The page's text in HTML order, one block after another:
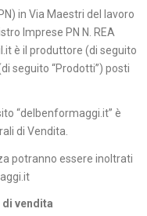
in Via Maestri del lavoro
Imprese PN N. REA
è il produttore (di seguito
seguito “Prodotti”) posti
“delbenformaggi.it” è
di Vendita.
potranno essere inoltrati
vendita